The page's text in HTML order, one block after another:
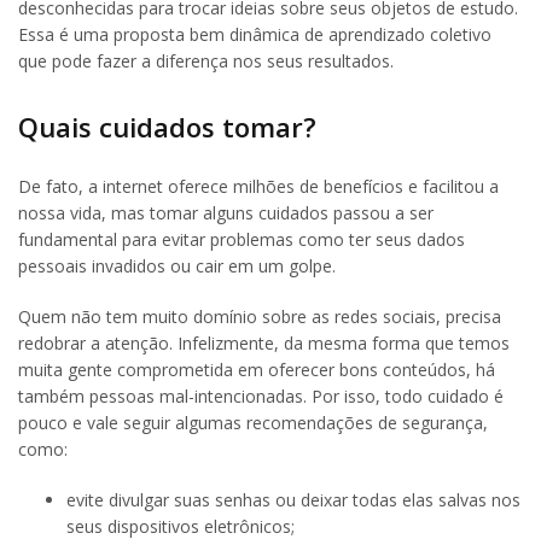
desconhecidas para trocar ideias sobre seus objetos de estudo.
Essa é uma proposta bem dinâmica de aprendizado coletivo
que pode fazer a diferença nos seus resultados.
Quais cuidados tomar?
De fato, a internet oferece milhões de benefícios e facilitou a
nossa vida, mas tomar alguns cuidados passou a ser
fundamental para evitar problemas como ter seus dados
pessoais invadidos ou cair em um golpe.
Quem não tem muito domínio sobre as redes sociais, precisa
redobrar a atenção. Infelizmente, da mesma forma que temos
muita gente comprometida em oferecer bons conteúdos, há
também pessoas mal-intencionadas. Por isso, todo cuidado é
pouco e vale seguir algumas recomendações de segurança,
como:
evite divulgar suas senhas ou deixar todas elas salvas nos
seus dispositivos eletrônicos;